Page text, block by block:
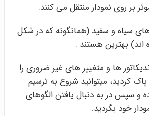
بر روی نمودار منتقل می کنند.
سیاه و سفید (همانگونه که در شکل
اند) بهترین هستند .
ها و متغییر های غیر ضروری را
کردید، میتوانید شروع به ترسیم
و سپس در به دنبال یافتن الگوهای
خود بگردید.